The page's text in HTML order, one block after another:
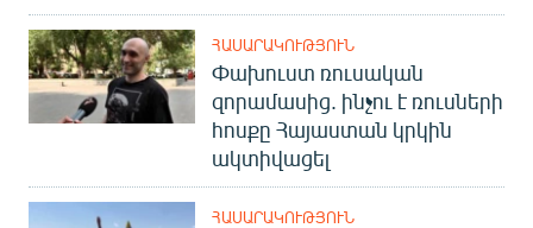
ՀԱՍԱՐԱԿՈՒԹՅՈՒՆ
Փախուստ ռուսական
զորամասից. ինչու է ռուսների
հոսքը Հայաստան կրկին
ակտիվացել
ՀԱՍԱՐԱԿՈՒԹՅՈՒՆ